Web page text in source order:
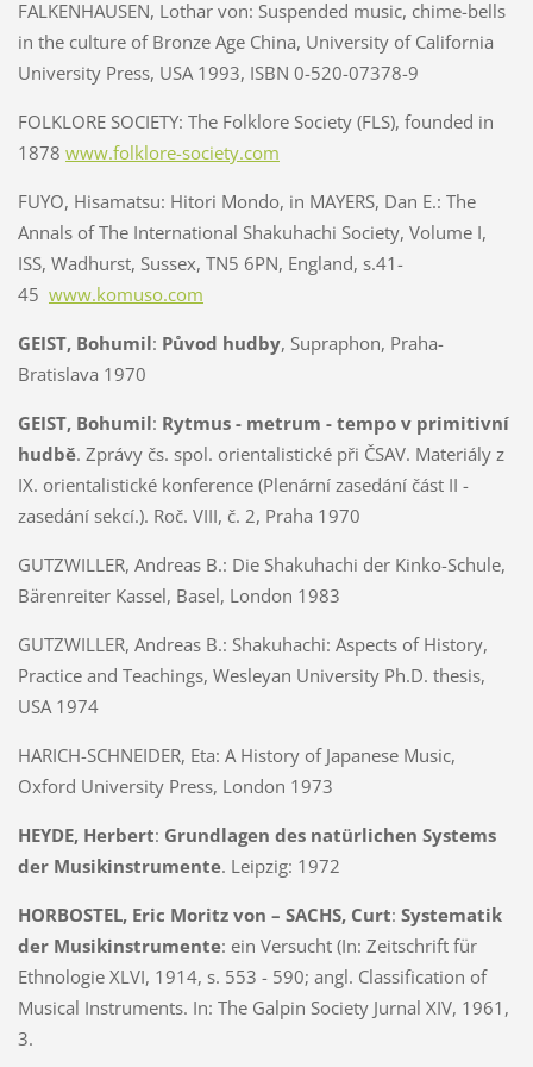
FALKENHAUSEN, Lothar von: Suspended music, chime-bells
in the culture of Bronze Age China, University of California
University Press, USA 1993, ISBN 0-520-07378-9
FOLKLORE SOCIETY: The Folklore Society (FLS), founded in
1878 www.folklore-society.com
FUYO, Hisamatsu: Hitori Mondo, in MAYERS, Dan E.: The
Annals of The International Shakuhachi Society, Volume I,
ISS, Wadhurst, Sussex, TN5 6PN, England, s.41-
45 www.komuso.com
GEIST, Bohumil: Původ hudby, Supraphon, Praha-
Bratislava 1970
GEIST, Bohumil: Rytmus - metrum - tempo v primitivní
hudbě. Zprávy čs. spol. orientalistické při ČSAV. Materiály z
IX. orientalistické konference (Plenární zasedání část II -
zasedání sekcí.). Roč. VIII, č. 2, Praha 1970
GUTZWILLER, Andreas B.: Die Shakuhachi der Kinko-Schule,
Bärenreiter Kassel, Basel, London 1983
GUTZWILLER, Andreas B.: Shakuhachi: Aspects of History,
Practice and Teachings, Wesleyan University Ph.D. thesis,
USA 1974
HARICH-SCHNEIDER, Eta: A History of Japanese Music,
Oxford University Press, London 1973
HEYDE, Herbert: Grundlagen des natürlichen Systems
der Musikinstrumente. Leipzig: 1972
HORBOSTEL, Eric Moritz von – SACHS, Curt: Systematik
der Musikinstrumente: ein Versucht (In: Zeitschrift für
Ethnologie XLVI, 1914, s. 553 - 590; angl. Classification of
Musical Instruments. In: The Galpin Society Jurnal XIV, 1961,
3.